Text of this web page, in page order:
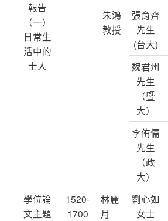
報告
（一）
日常生
活中的
士人
朱鴻
教授
張育齊
先生
(台大)
魏君州
先生
（暨
大）
李侑儒
先生
（政
大）
學位論
文主題
1520-
1700
林麗
月
劉心如
女士